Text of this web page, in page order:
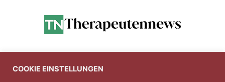
Anzeigen
COOKIE EINSTELLUNGEN